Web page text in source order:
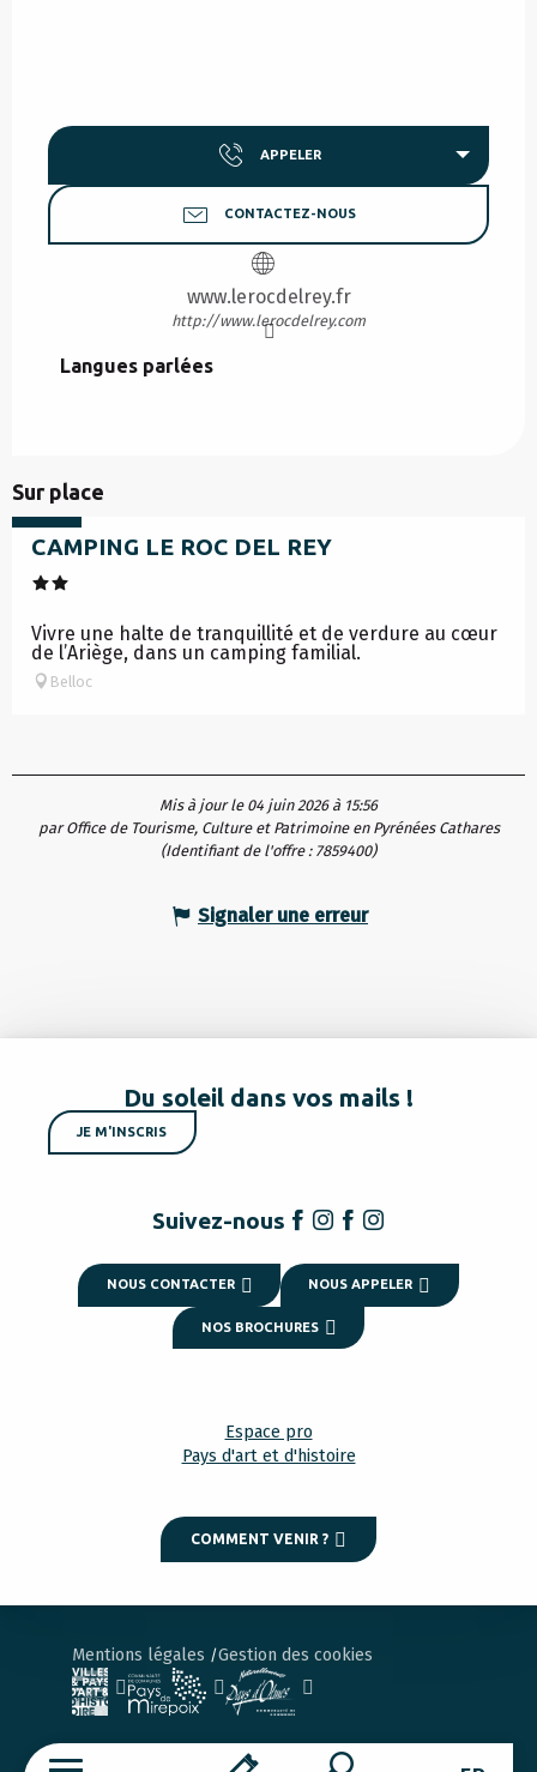
APPELER
CONTACTEZ-NOUS
www.lerocdelrey.fr
http://www.lerocdelrey.com
Langues parlées
Langues parlées
Sur place
210 €
CAMPING LE ROC DEL REY
Vivre une halte de tranquillité et de verdure au cœur
de l’Ariège, dans un camping familial.
Belloc
Mis à jour le 04 juin 2026 à 15:56
par Office de Tourisme, Culture et Patrimoine en Pyrénées Cathares
(Identifiant de l'offre : 7859400)
Signaler une erreur
Du soleil dans vos mails !
JE M'INSCRIS
Suivez-nous
NOUS CONTACTER NOUS APPELER
NOS BROCHURES
Espace pro
Pays d'art et d'histoire
COMMENT VENIR ?
Mentions légales Gestion des cookies